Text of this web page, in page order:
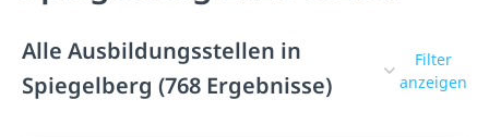
Alle Ausbildungsstellen in
Spiegelberg (768 Ergebnisse)
Filter
anzeigen